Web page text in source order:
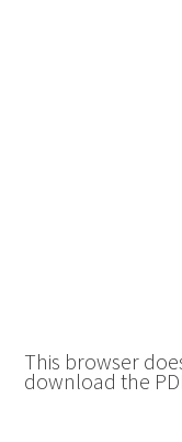
This browser
download the